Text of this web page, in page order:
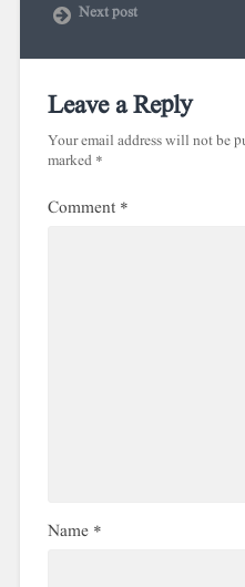
Next post
Leave a Reply
Your email address will not be
marked*
Comment*
Name*